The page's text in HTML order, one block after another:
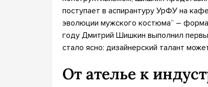
поступает в аспирантуру УрФУ на
эволюции мужского костюма” –
году Дмитрий Шишкин выполнил
стало ясно: дизайнерский талант
От ателье к